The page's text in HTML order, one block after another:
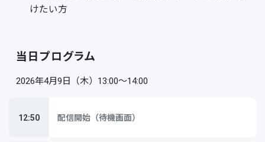
けたい方
当日プログラム
2026年4月9日（木）13:00～14:00
12:50 配信開始（待機画面）